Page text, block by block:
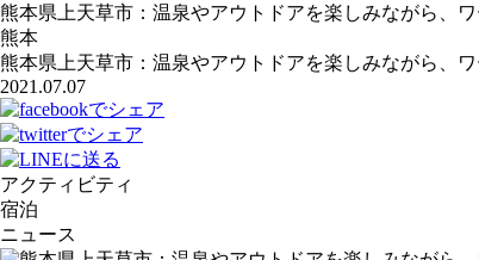
熊本県上天草市：温泉やアウトドアを楽しみながら、
熊本
熊本県上天草市：温泉やアウトドアを楽しみながら、
2021.07.07
アクティビティ
宿泊
ニュース